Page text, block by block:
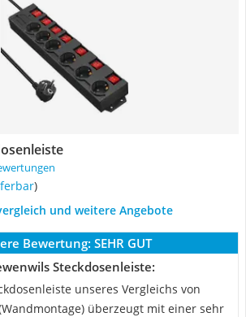
)
und weitere Angebote
Bewertung: SEHR GUT
Steckdosenleiste:
unseres Vergleichs von
überzeugt mit einer sehr